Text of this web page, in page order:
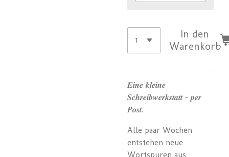
In den
Warenkorb
𝑬𝒊𝒏𝒆 𝒌𝒍𝒆𝒊𝒏𝒆
𝑺𝒄𝒉𝒓𝒆𝒊𝒃𝒘𝒆𝒓𝒌𝒔𝒕𝒂𝒕𝒕 – 𝒑𝒆𝒓
𝑷𝒐𝒔𝒕.
Alle paar Wochen
entstehen neue
Wortspuren aus